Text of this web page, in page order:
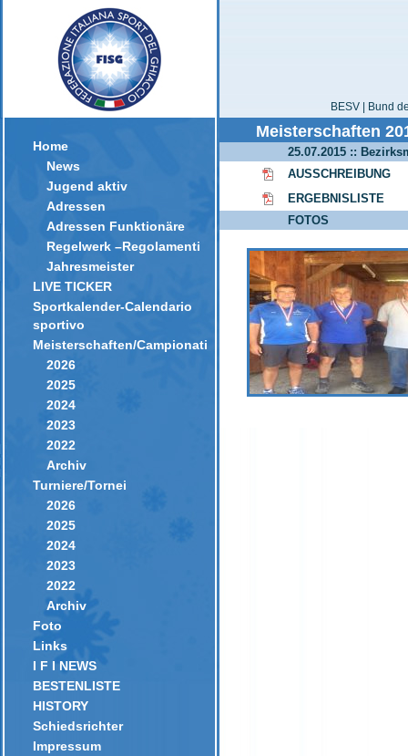
Home
News
Jugend aktiv
Adressen
Adressen Funktionäre
Regelwerk –Regolamenti
Jahresmeister
LIVE TICKER
Sportkalender-Calendario
sportivo
Meisterschaften/Campionati
2026
2025
2024
2023
2022
Archiv
Turniere/Tornei
2026
2025
2024
2023
2022
Archiv
Foto
Links
I F I NEWS
BESTENLISTE
HISTORY
Schiedsrichter
Impressum
BESV | Bund
Meisterschaften
25.07.2015 ::
AUSSCHREIBUNG
ERGEBNISLISTE
FOTOS